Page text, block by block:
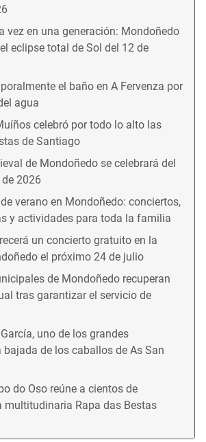
vez en una generación: Mondoñedo
eclipse total de Sol del 12 de
el baño en A Fervenza por
agua
celebró por todo lo alto las
de Santiago
de Mondoñedo se celebrará del
2026
verano en Mondoñedo: conciertos,
y actividades para toda la familia
un concierto gratuito en la
el próximo 24 de julio
de Mondoñedo recuperan
tras garantizar el servicio de
uno de los grandes
bajada de los caballos de As San
do Oso reúne a cientos de
multitudinaria Rapa das Bestas